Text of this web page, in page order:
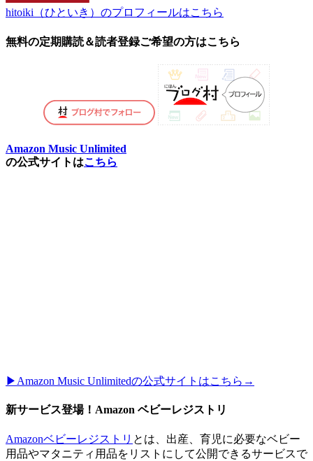
hitoiki（ひといき）のプロフィールはこちら
無料の定期購読＆読者登録ご希望の方はこちら
Amazon Music Unlimited
の公式サイトはこちら
▶︎Amazon Music Unlimitedの公式サイトはこちら→
新サービス登場！Amazon ベビーレジストリ
Amazonベビーレジストリ とは、出産、育児に必要なベビー
用品やマタニティ用品をリストにして公開できるサービスで